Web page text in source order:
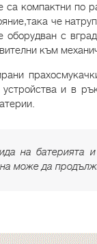
са компактни по
че
с
към
и в
на батерията
може да